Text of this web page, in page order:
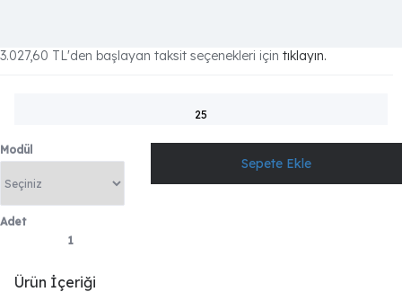
3.027,60 TL'den başlayan taksit seçenekleri için tıklayın.
25
Modül
Adet
Ürün İçeriği